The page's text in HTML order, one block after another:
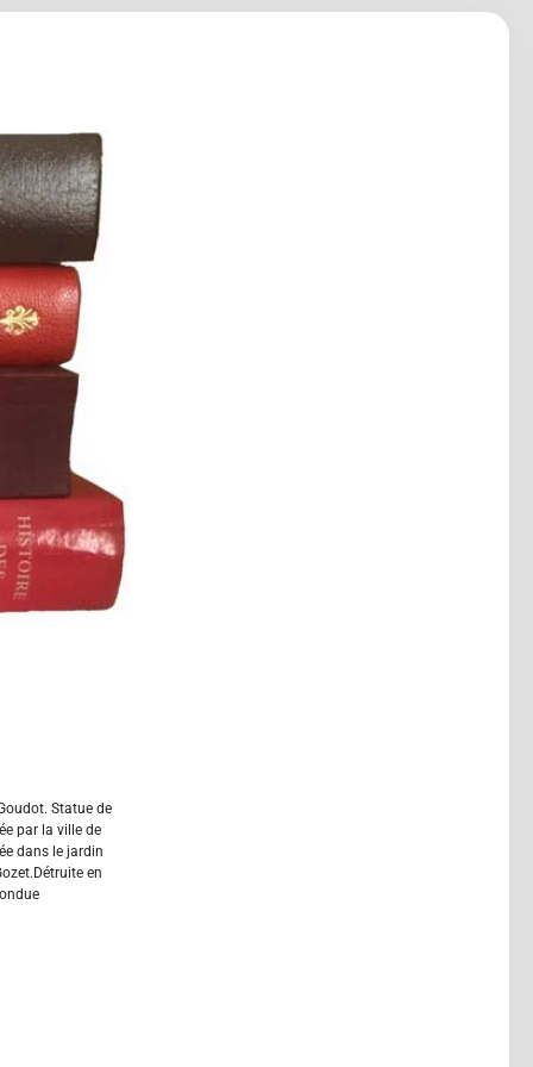
Statue de
par la ville de
dans le jardin
en